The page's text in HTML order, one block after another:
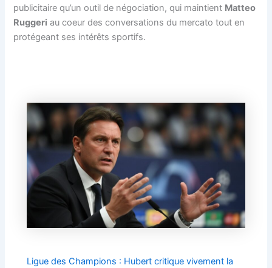
publicitaire qu’un outil de négociation, qui maintient Matteo
Ruggeri au coeur des conversations du mercato tout en
protégeant ses intérêts sportifs.
Ligue des Champions : Hubert critique vivement la